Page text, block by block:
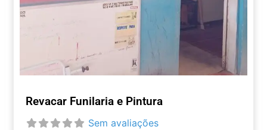
Revacar Funilaria e Pintura
Sem avaliações